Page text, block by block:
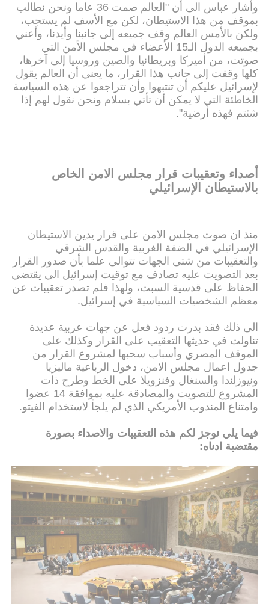
وأشار عباس الى أن "العالم صمت 36 عاما ونحن نطالب
بموقف من هذا الاستيطان، لكن مع الأسف لم يستجب،
ولكن بالأمس العالم وقف جميعه إلى جانبنا وأيدنا، وأعني
بجميعه الدول الـ15 الأعضاء في مجلس الأمن التي
صوتت، من أميركا وبريطانيا والصين وروسيا إلى آخرها،
كلها وقفت إلى جانب هذا القرار، ما يعني أن العالم يقول
لإسرائيل عليكم أن تنتبهوا وأن تتراجعوا عن هذه السياسة
الخاطئة التي لا يمكن أن تأتي بسلام ونحن نقول لهم إذا
شئتم فهذه أرضية".
أصداء وتعقيبات قرار مجلس الامن الخاص
بالاستيطان الإسرائيلي
منذ ان صوت مجلس الامن على قرار يدين الاستيطان
الإسرائيلي في الضفة الغربية والقدس الشرقي
والتعقيبات من شتى الجهات تتوالى علما بأن صدور القرار
بعد التصويت عليه تصادف مع توقيت إسرائيل الي يقتضي
الحفاظ على قدسية السبت، ولهذا فلم تصدر تعقيبات عن
معظم الشخصيات السياسية في إسرائيل.
الى ذلك فقد بدرت ردود فعل عن جهات عربية عديدة
تناولت في حديثها التعقيب على القرار وكذلك على
الموقف المصري وأسباب سحبها لمشروع القرار من
جدول اعمال مجلس الامن، دخول الرباعية ماليزيا
ونيوزلندا والسنغال وفنزويلا على الخط وطرح ذات
المشروع للتصويت والمصادقة عليه بموافقة 14 عضوا
وامتناع المندوب الأمريكي الذي لم يلجأ لاستخدام الفيتو.
فيما يلي نوجز لكم هذه التعقيبات والاصداء بصورة
مقتضبة ادناه: